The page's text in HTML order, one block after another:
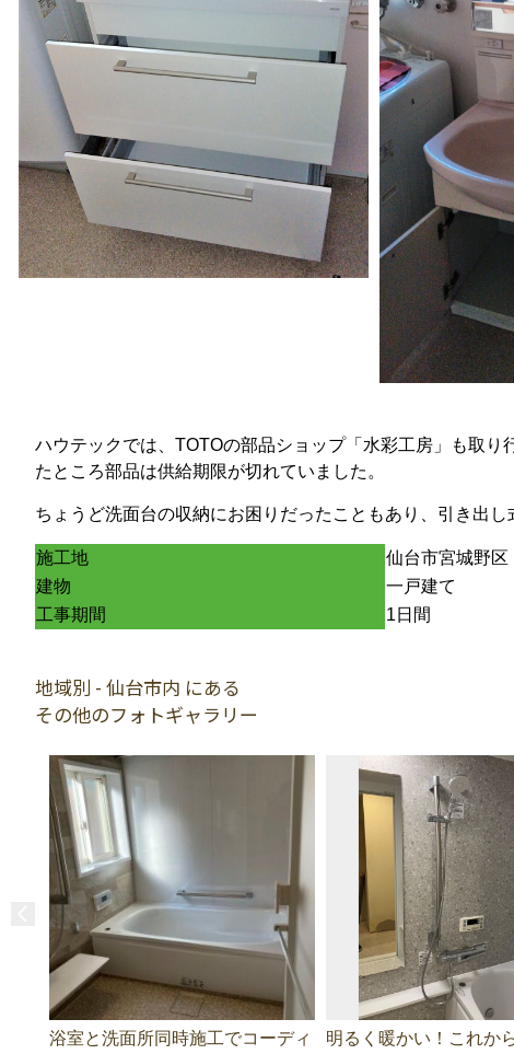
ハウテックでは、TOTOの部品ショップ「水彩工房」も取
たところ部品は供給期限が切れていました。
ちょうど洗面台の収納にお困りだったこともあり、引き出
施工地 仙台市宮城野区
建物
一戸建て
工事期間
1日間
地域別 - 仙台市内 にある
その他のフォトギャラリー
浴室と洗面所同時施工でコーディ
明るく暖かい！これか